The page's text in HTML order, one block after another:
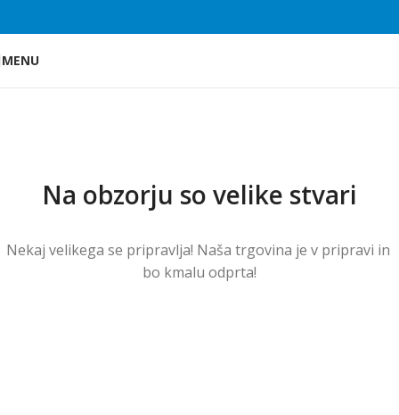
MENU
Na obzorju so velike stvari
Nekaj ​​velikega se pripravlja! Naša trgovina je v pripravi in ​​
bo kmalu odprta!